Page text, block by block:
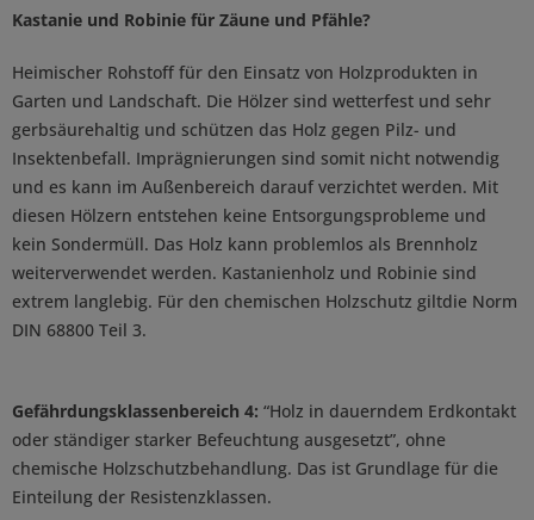
Kastanie und Robinie für Zäune und Pfähle?
Heimischer Rohstoff für den Einsatz von Holzprodukten in
Garten und Landschaft. Die Hölzer sind wetterfest und sehr
gerbsäurehaltig und schützen das Holz gegen Pilz- und
Insektenbefall. Imprägnierungen sind somit nicht notwendig
und es kann im Außenbereich darauf verzichtet werden. Mit
diesen Hölzern entstehen keine Entsorgungsprobleme und
kein Sondermüll. Das Holz kann problemlos als Brennholz
weiterverwendet werden. Kastanienholz und Robinie sind
extrem langlebig. Für den chemischen Holzschutz giltdie Norm
DIN 68800 Teil 3.
Gefährdungsklassenbereich 4: “Holz in dauerndem Erdkontakt
oder ständiger starker Befeuchtung ausgesetzt”, ohne
chemische Holzschutzbehandlung. Das ist Grundlage für die
Einteilung der Resistenzklassen.